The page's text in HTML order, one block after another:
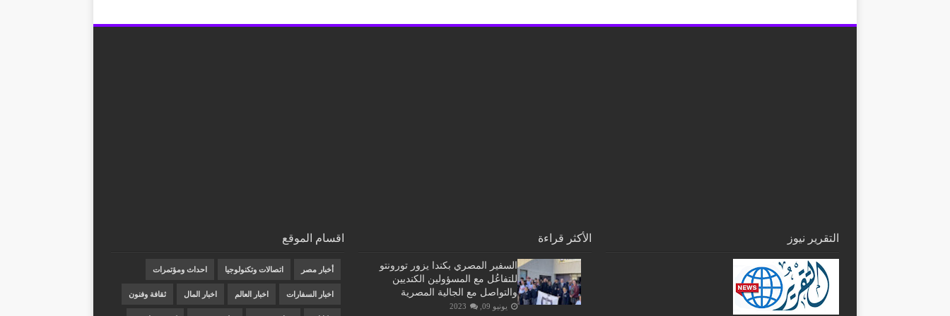
التقرير نيوز الأكثر قراءة
السفير المصري بكندا يزور تورونتو
للتفاعُل مع المسؤولين الكنديين
والتواصل مع الجالية المصرية
يونيو 09, 2023
اقسام الموقع
أخبار مصر اتصالات وتكنولوجيا احداث ومؤتمرات
اخبار السفارات اخبار العالم اخبار المال ثقافة وفنون